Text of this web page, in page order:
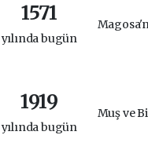
1571
yılında bugün
1919
yılında bugün
Muş ve